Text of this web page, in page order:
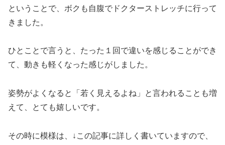
ということで、ボクも自腹でドクターストレッチに行って
きました。
ひとことで言うと、たった１回で違いを感じることができ
て、動きも軽くなった感じがしました。
姿勢がよくなると「若く見えるよね」と言われることも増
えて、とても嬉しいです。
その時に模様は、↓この記事に詳しく書いていますので、